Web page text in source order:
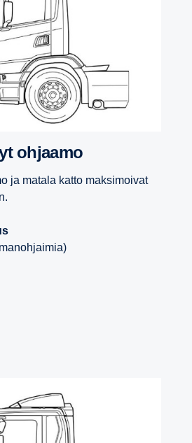
ohjaamo
ja matala katto maksimoivat